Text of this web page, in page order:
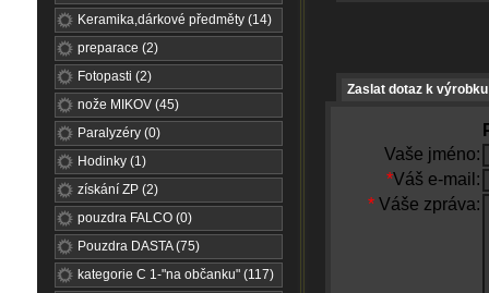
Keramika,dárkové předměty (14)
preparace (2)
Fotopasti (2)
nože MIKOV (45)
Paralyzéry (0)
Hodinky (1)
získání ZP (2)
pouzdra FALCO (0)
Pouzdra DASTA (75)
kategorie C 1-"na občanku" (117)
Zaslat dotaz k výrobku
Vaše jméno:
*Váš e-mail:
* Váše zpráva: